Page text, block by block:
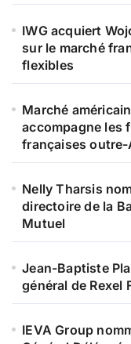
IWG acquiert
sur le marché
flexibles
Marché
accompagne les
françaises
Nelly Tharsis
directoire de la
Mutuel
Jean-Baptiste
général de Rexel
IEVA Group